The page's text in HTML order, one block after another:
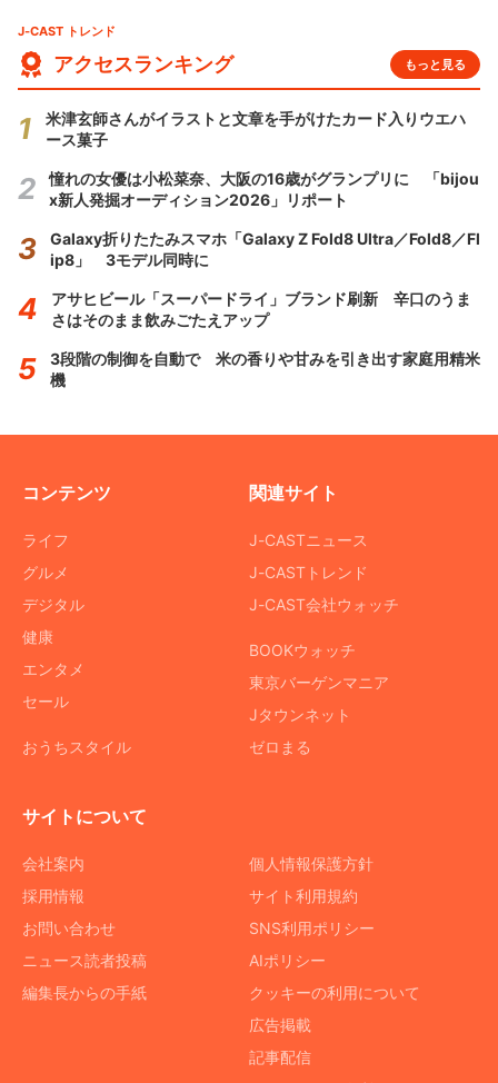
J-CAST トレンド
アクセスランキング もっと見る
米津玄師さんがイラストと文章を手がけたカード入りウエハ
ース菓子
憧れの女優は小松菜奈、大阪の16歳がグランプリに 「bijou
x新人発掘オーディション2026」リポート
Galaxy折りたたみスマホ「Galaxy Z Fold8 Ultra／Fold8／Fl
ip8」 3モデル同時に
アサヒビール「スーパードライ」ブランド刷新 辛口のうま
さはそのまま飲みごたえアップ
3段階の制御を自動で 米の香りや甘みを引き出す家庭用精米
機
コンテンツ
ライフ
グルメ
デジタル
健康
エンタメ
セール
おうちスタイル
関連サイト
J-CASTニュース
J-CASTトレンド
J-CAST会社ウォッチ
BOOKウォッチ
東京バーゲンマニア
Jタウンネット
ゼロまる
サイトについて
会社案内
採用情報
お問い合わせ
ニュース読者投稿
編集長からの手紙
個人情報保護方針
サイト利用規約
SNS利用ポリシー
AIポリシー
クッキーの利用について
広告掲載
記事配信